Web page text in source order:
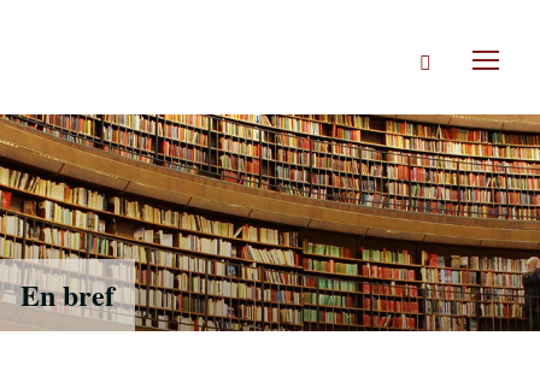
Rechercher
En bref